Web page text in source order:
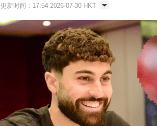
更新时间：17:54 2026-07-30 HKT